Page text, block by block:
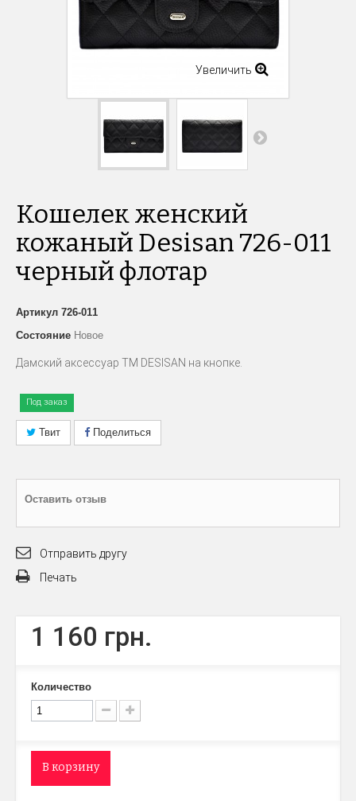
Увеличить
Кошелек женский
кожаный Desisan 726-011
черный флотар
Артикул 726-011
Состояние Новое
Дамский аксессуар ТМ DESISAN на кнопке.
Под заказ
Твит Поделиться
Оставить отзыв
Отправить другу
Печать
1 160 грн.
Количество
В корзину